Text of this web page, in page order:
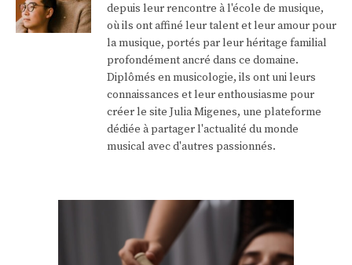
depuis leur rencontre à l'école de musique,
où ils ont affiné leur talent et leur amour pour
la musique, portés par leur héritage familial
profondément ancré dans ce domaine.
Diplômés en musicologie, ils ont uni leurs
connaissances et leur enthousiasme pour
créer le site Julia Migenes, une plateforme
dédiée à partager l'actualité du monde
musical avec d'autres passionnés.